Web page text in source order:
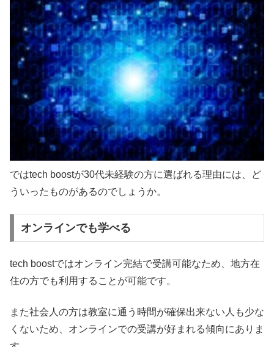
ではtech boostが30代未経験の方に選ばれる理由には、ど
ういったものがあるのでしょうか。
オンラインでも学べる
tech boostではオンライン完結で受講可能なため、地方在
住の方でも利用することが可能です。
また社会人の方は教室に通う時間が確保出来ない人も少な
くないため、オンラインでの受講が好まれる傾向にありま